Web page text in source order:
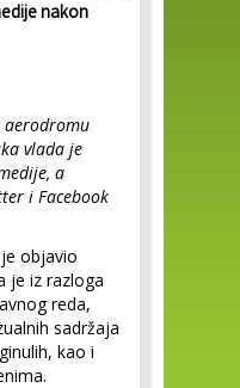
nakon
aerodromu
vlada je
a
i Facebook
objavio
je iz razloga
reda,
sadržaja
kao i